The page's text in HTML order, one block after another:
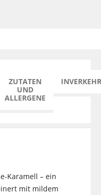
ZUTATEN
UND
ALLERGENE
Karamell – ein
mit mildem